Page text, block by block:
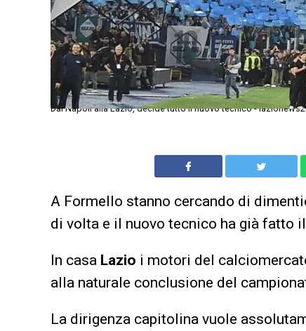
Dal Napoli alla Lazio, decide tutto il nuovo tecnico -
A Formello stanno cercando di
di volta e il nuovo tecnico ha già fatto il
In casa Lazio i motori del
alla naturale conclusione del
La dirigenza capitolina vuole